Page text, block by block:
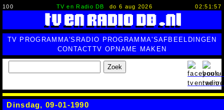
100 TV en Radio DB do 6 aug 2026 02:51:57
TV PROGRAMMA'S RADIO PROGRAMMA'SAFBEELDINGEN
CONTACTTV OPNAME MAKEN
Zoek
Dinsdag, 09-01-1990